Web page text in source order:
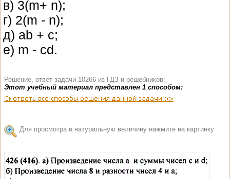
в) 3(m+ n);
г) 2(m - n);
д) аb + c;
е) m - cd.
Решение, ответ задачи 10266 из ГДЗ и решебников:
Этот учебный материал представлен 1 способом:
Для просмотра в натуральную величину нажмите на картинку